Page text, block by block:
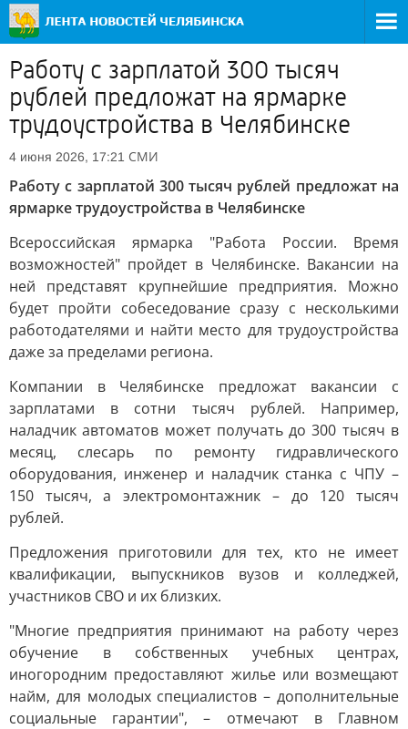
Работу с зарплатой 300 тысяч
рублей предложат на ярмарке
трудоустройства в Челябинске
4 июня 2026, 17:21 СМИ
Работу с зарплатой 300 тысяч рублей предложат на
ярмарке трудоустройства в Челябинске
Всероссийская ярмарка "Работа России. Время
возможностей" пройдет в Челябинске. Вакансии на
ней представят крупнейшие предприятия. Можно
будет пройти собеседование сразу с несколькими
работодателями и найти место для трудоустройства
даже за пределами региона.
Компании в Челябинске предложат вакансии с
зарплатами в сотни тысяч рублей. Например,
наладчик автоматов может получать до 300 тысяч в
месяц, слесарь по ремонту гидравлического
оборудования, инженер и наладчик станка с ЧПУ –
150 тысяч, а электромонтажник – до 120 тысяч
рублей.
Предложения приготовили для тех, кто не имеет
квалификации, выпускников вузов и колледжей,
участников СВО и их близких.
"Многие предприятия принимают на работу через
обучение в собственных учебных центрах,
иногородним предоставляют жилье или возмещают
найм, для молодых специалистов – дополнительные
социальные гарантии", – отмечают в Главном